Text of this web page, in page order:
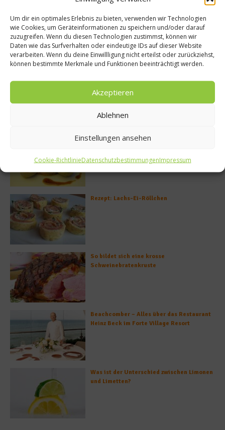
Um dir ein optimales Erlebnis zu bieten, verwenden wir Technologien
wie Cookies, um Geräteinformationen zu speichern und/oder darauf
zuzugreifen. Wenn du diesen Technologien zustimmst, können wir
Daten wie das Surfverhalten oder eindeutige IDs auf dieser Website
verarbeiten. Wenn du deine Einwillligung nicht erteilst oder zurückziehst,
können bestimmte Merkmale und Funktionen beeinträchtigt werden.
Akzeptieren
Ablehnen
Einstellungen ansehen
Cookie-RichtlinieDatenschutzbestimmungenImpressum
Rezept: Deichlammrücken in der
gefüllten Poveraden
Rezept: Lachs-Ei-Röllchen
So bildet sich eine krosse
Schweinebratenkruste
Beachcomber – Alles über das Restaurant
Heinz Beck im Forte Village Resort
Was ist der Unterschied zwischen Limonen
und Limetten?